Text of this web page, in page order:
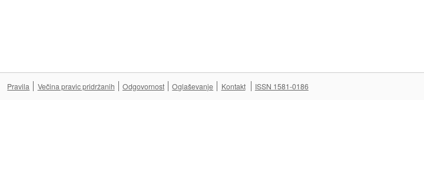
Pravila Večina pravic pridržanih Odgovornost Oglaševanje Kontakt ISSN 1581-0186